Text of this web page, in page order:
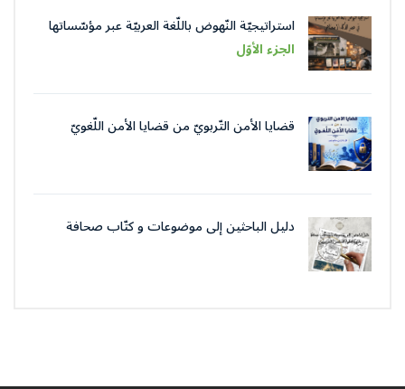
استراتيجيّة النّهوض باللّغة العربيّة عبر مؤسّساتها
في عصر الذّكاء الاصطناعيّ
الجزء الأوّل
قضايا الأمن التّربويّ من قضايا الأمن اللّغويّ
دليل الباحثين إلى موضوعات و كتّاب صحافة